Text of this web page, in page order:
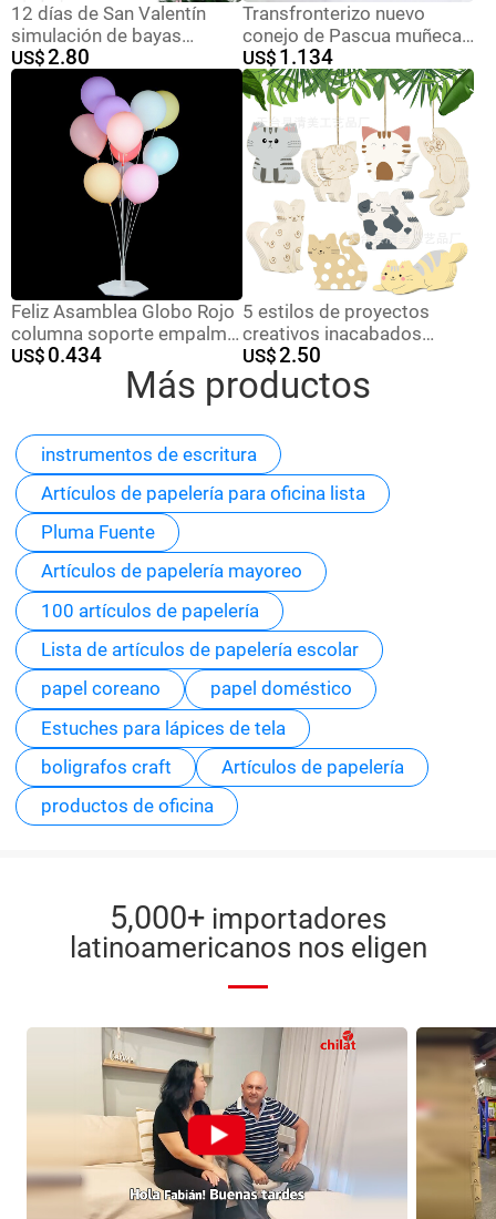
12 días de San Valentín
simulación de bayas
enchufe de festividad
atmósfera decoración
escenario de diseño de
polvo de oro de amor
transfronterizo
US$2.80
Transfronterizo nuevo
conejo de Pascua muñeca
sin rostro rábano huevo
decoración fiesta
atmósfera Decoración
US$ 1.134
Feliz Asamblea Globo Rojo
columna soporte empalme
boda fiesta de cumpleaños
base hexagonal flotante al
US$ 0.434
5 estilos de proyectos
creativos inacabados
Forma de gato de madera
Regalo para amantes de
los gatos Tema de los
US$2.50
Más productos
instrumentos de escritura
Artículos de papelería para oficina lista
Pluma Fuente
Artículos de papelería mayoreo
100 artículos de papelería
Lista de artículos de papelería escolar
papel coreano
papel doméstico
Estuches para lápices de tela
boligrafos craft
Artículos de papelería
productos de oficina
5,000+ importadores
latinoamericanos nos eligen